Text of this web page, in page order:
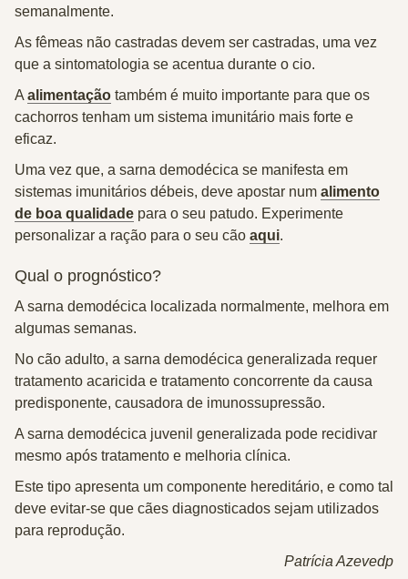
semanalmente.
As fêmeas não castradas devem ser castradas, uma vez
que a sintomatologia se acentua durante o cio.
A alimentação também é muito importante para que os
cachorros tenham um sistema imunitário mais forte e
eficaz.
Uma vez que, a sarna demodécica se manifesta em
sistemas imunitários débeis, deve apostar num alimento
de boa qualidade para o seu patudo. Experimente
personalizar a ração para o seu cão aqui.
Qual o prognóstico?
A sarna demodécica localizada normalmente, melhora em
algumas semanas.
No cão adulto, a sarna demodécica generalizada requer
tratamento acaricida e tratamento concorrente da causa
predisponente, causadora de imunossupressão.
A sarna demodécica juvenil generalizada pode recidivar
mesmo após tratamento e melhoria clínica.
Este tipo apresenta um componente hereditário, e como tal
deve evitar-se que cães diagnosticados sejam utilizados
para reprodução.
Patrícia Azevedp